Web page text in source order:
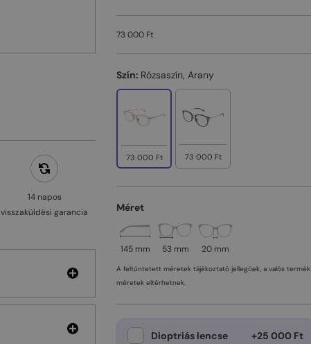
14 napos
visszaküldési garancia
73 000 Ft
Szín: Rózsaszín, Arany
73 000 Ft 73 000 Ft
Méret
145 mm 53 mm 20 mm
A feltüntetett méretek tájékoztató jellegűek, a valós termék
méretek eltérhetnek.
Dioptriás lencse +25 000 Ft